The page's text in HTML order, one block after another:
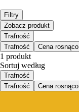
Filtry
Zobacz produkt
Trafność
Trafność
Cena rosnąco
1 produkt
Sortuj według
Trafność
Trafność
Cena rosnąco